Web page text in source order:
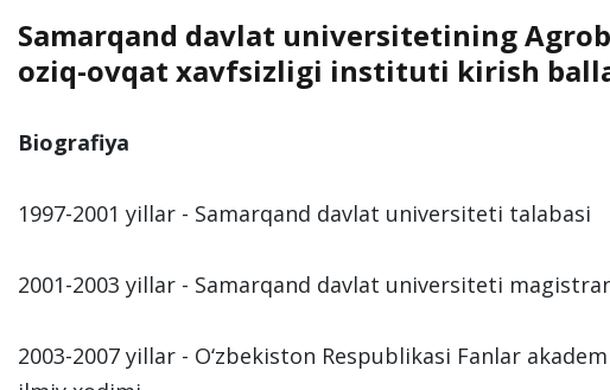
Samarqand davlat universitetining
oziq-ovqat xavfsizligi instituti kirish
Biografiya
1997-2001 yillar - Samarqand davlat universiteti talabasi
2001-2003 yillar - Samarqand davlat universiteti
2003-2007 yillar - O‘zbekiston Respublikasi Fanlar